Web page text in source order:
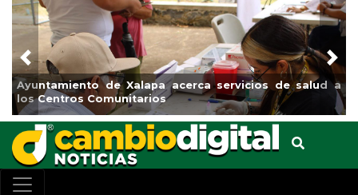
Ayuntamiento de Xalapa acerca servicios de salud a
los Centros Comunitarios
Previous